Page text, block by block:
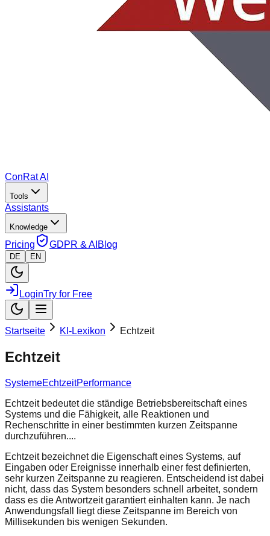
ConRat AI
Tools
Assistants
Knowledge
Pricing GDPR & AI Blog
DE EN
LoginTry for Free
Startseite KI-Lexikon Echtzeit
Echtzeit
SystemeEchtzeitPerformance
Echtzeit bedeutet die ständige Betriebsbereitschaft eines
Systems und die Fähigkeit, alle Reaktionen und
Rechenschritte in einer bestimmten kurzen Zeitspanne
durchzuführen....
Echtzeit bezeichnet die Eigenschaft eines Systems, auf
Eingaben oder Ereignisse innerhalb einer fest definierten,
sehr kurzen Zeitspanne zu reagieren. Entscheidend ist dabei
nicht, dass das System besonders schnell arbeitet, sondern
dass es die Antwortzeit garantiert einhalten kann. Je nach
Anwendungsfall liegt diese Zeitspanne im Bereich von
Millisekunden bis wenigen Sekunden.